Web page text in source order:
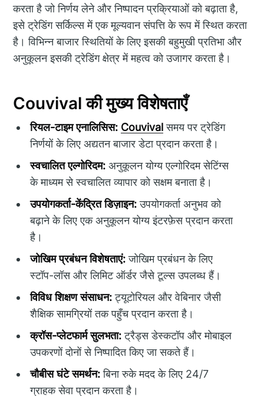
करता है जो निर्णय लेने और निष्पादन प्रक्रियाओं को बढ़ाता है,
इसे ट्रेडिंग सर्किल्स में एक मूल्यवान संपत्ति के रूप में स्थित करता
है। विभिन्न बाजार स्थितियों के लिए इसकी बहुमुखी प्रतिभा और
अनुकूलन इसकी ट्रेडिंग क्षेत्र में महत्व को उजागर करता है।
Couvival की मुख्य विशेषताएँ
रियल-टाइम एनालिसिस: Couvivalसमय पर ट्रेडिंग
निर्णयों के लिए अद्यतन बाजार डेटा प्रदान करता है।
स्वचालित एल्गोरिदम: अनुकूलन योग्य एल्गोरिदम सेटिंग्स
के माध्यम से स्वचालित व्यापार को सक्षम बनाता है।
उपयोगकर्ता-केंद्रित डिज़ाइन:उपयोगकर्ता अनुभव को
बढ़ाने के लिए एक अनुकूलन योग्य इंटरफ़ेस प्रदान करता
है।
जोखिम प्रबंधन विशेषताएं:जोखिम प्रबंधन के लिए
स्टॉप-लॉस और लिमिट ऑर्डर जैसे टूल्स उपलब्ध हैं।
विविध शिक्षण संसाधन:ट्यूटोरियल और वेबिनार जैसी
शैक्षिक सामग्रियों तक पहुँच प्रदान करता है।
क्रॉस-प्लेटफार्म सुलभता:ट्रैड्स डेस्कटॉप और मोबाइल
उपकरणों दोनों से निष्पादित किए जा सकते हैं।
चौबीस घंटे समर्थन:बिना रुके मदद के लिए 24/7
ग्राहक सेवा प्रदान करता है।